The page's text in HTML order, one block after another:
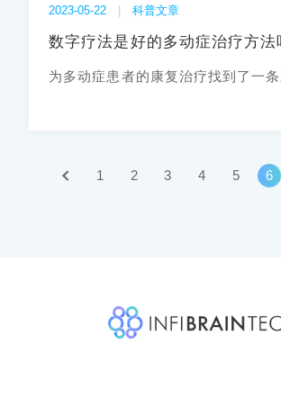
2023-05-22 科普文章
数字疗法是好的多动症治疗方法
为多动症患者的康复治疗找到了一条
1 2 3 4 5 6